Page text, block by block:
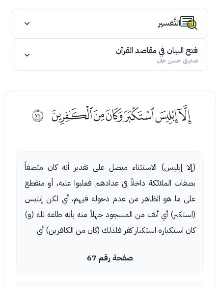
التَّفسير
فتح البيان في مقاصد القرآن
صديق حسن خان
ﯕﯖﯗﯘﯙﯚ ﱉ
(إلا إبليس) الاستثناء متصل على تقدير أنه كان متصفاً
بصفات الملائكة داخلاً في عدادهم فغلبوا عليه، أو منقطع
على ما هو الظاهر من عدم دخوله فيهم، أي لكن إبليس
(استكبر) أي أنف من المسجود جهلاً منه بأنه طاعة لله (و)
كان استكباره استكبار كفر فلذلك (كان من الكافرين) أي
صفحة رقم 67